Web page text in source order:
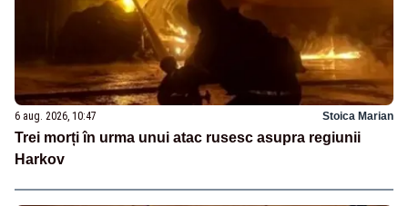
6 aug. 2026, 10:47 Stoica Marian
Trei morți în urma unui atac rusesc asupra regiunii
Harkov